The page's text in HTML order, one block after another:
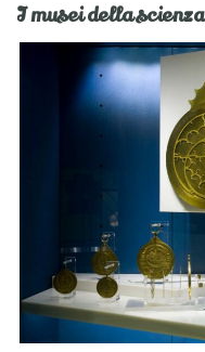
I musei della scienza